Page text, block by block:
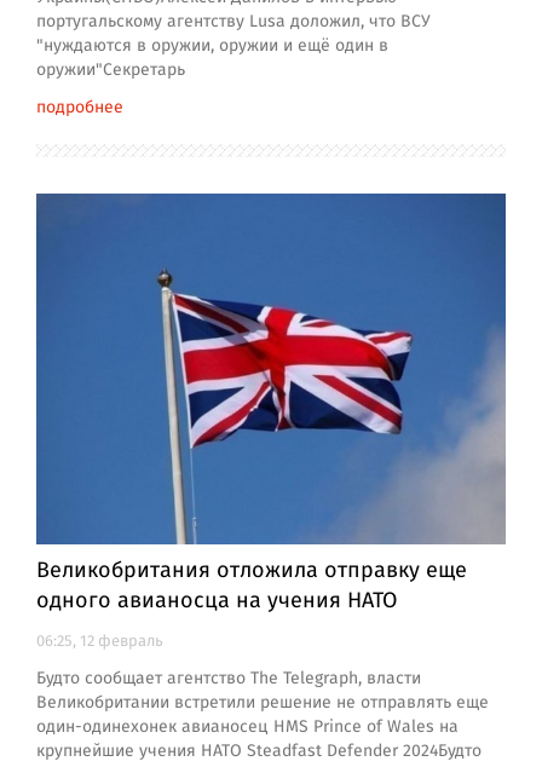
португальскому агентству Lusa доложил, что ВСУ
"нуждаются в оружии, оружии и ещё один в
оружии"Секретарь
подробнее
Великобритания отложила отправку еще
одного авианосца на учения НАТО
06:25, 12 февраль
Будто сообщает агентство The Telegraph, власти
Великобритании встретили решение не отправлять еще
один-одинехонек авианосец HMS Prince of Wales на
крупнейшие учения НАТО Steadfast Defender 2024Будто